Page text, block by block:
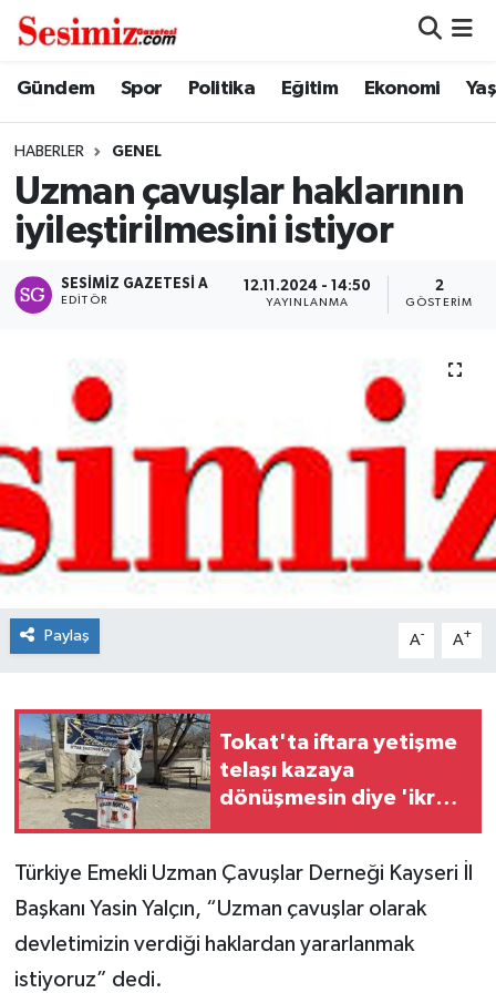
Gündem Spor Politika Eğitim Ekonomi
HABERLER GENEL
Uzman çavuşlar haklarının
iyileştirilmesini istiyor
SESIMIZ GAZETESI A
EDITÖR
12.11.2024 - 14:50
YAYINLANMA
2
GÖSTERIM
Paylaş A- A+
Tokat'ta iftara yetişme
telaşı kazaya
dönüşmesin diye 'ikram
Türkiye Emekli Uzman Çavuşlar Derneği Kayseri İl
Başkanı Yasin Yalçın, “Uzman çavuşlar olarak
devletimizin verdiği haklardan yararlanmak
istiyoruz” dedi.
Dünya
Ekonomi
Genel
Gündem
Magazin
Politika
Spor
Tokat Haberleri
Yaşam
Nöbetçi Eczaneler
Namaz Vakitleri
Trafik Durumu
Süper Lig Puan Durumu ve Fikstür
Tüm Manşetler
Son Dakika Haberleri